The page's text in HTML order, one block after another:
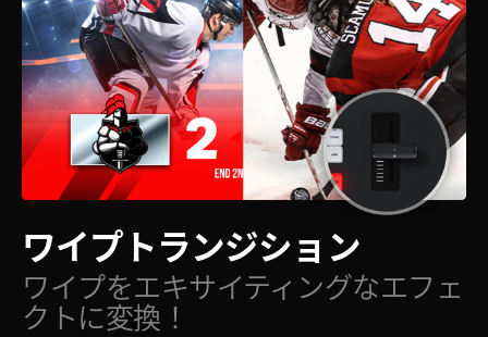
ワイプトランジション
ワイプをエキサイティングなエフェ
クトに変換！